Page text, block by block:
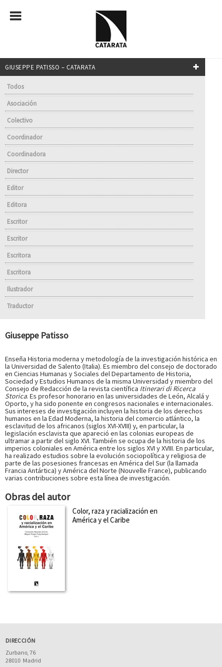
GIUSEPPE PATISSO – CATARATA
Todos
Asociación
Colectivo
Coordinador
Coordinadora
Director
Editor
Editora
Escritor
Escritor
Escritora
Escritora
Ilustrador
Traductor
Giuseppe Patisso
Enseña Historia moderna y metodología de la investigación histórica en
la Universidad de Salento (Italia). Es miembro del consejo de doctorado
en Ciencias Humanas y Sociales del Departamento de Historia,
Sociedad y Estudios Humanos de la misma Universidad y miembro del
Consejo de Redacción de la revista científica Itinerari di Ricerca
Storica. Es profesor honorario en las universidades de León, Alcalá y
Oporto, y ha sido ponente en congresos nacionales e internacionales.
Sus intereses de investigación incluyen la historia de los derechos
humanos en la Edad Moderna, la historia del comercio atlántico, la
esclavitud de los africanos (siglos XVI-XVIII) y, en particular, la
legislación esclavista que apareció en las colonias europeas de
ultramar a partir del siglo XVI. También se ocupa de la historia de los
imperios coloniales en América entre los siglos XVI y XVIII. En particular,
ha realizado estudios sobre la evolución sociopolítica y religiosa de
parte de las posesiones francesas en América del Sur (la llamada
Francia Antártica) y América del Norte (Nouvelle France), publicando
varias contribuciones sobre esta línea de investigación.
Obras del autor
Color, raza y racialización en
América y el Caribe
DIRECCIÓN
Zurbano, 76
28010 Madrid